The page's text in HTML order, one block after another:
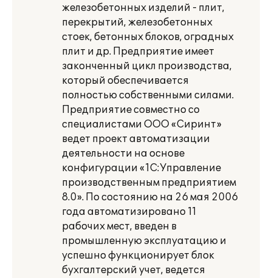
железобетонных изделий - плит,
перекрытий, железобетонных
стоек, бетонных блоков, оградных
плит и др. Предприятие имеет
законченный цикл производства,
который обеспечивается
полностью собственными силами.
Предприятие совместно со
специалистами ООО «Сиринт»
ведет проект автоматизации
деятельности на основе
конфигурации «1С:Управление
производственным предприятием
8.0». По состоянию на 26 мая 2006
года автоматизировано 11
рабочих мест, введен в
промышленную эксплуатацию и
успешно функционирует блок
бухгалтерский учет, ведется